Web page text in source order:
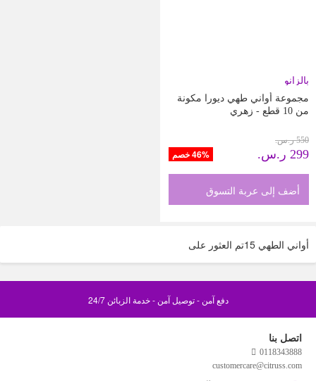
بالزانو
مجموعة أواني طهي ديورا مكونة
من 10 قطع - زهري
299 ر.س.‏
550 ر.س.‏
46% خصم
أضف إلى عربة التسوق
أواني الطهي 15تم العثور على
دفع آمن - توصيل آمن - خدمة الزبائن 24/7
اتصل بنا
0118343888
customercare@citruss.com